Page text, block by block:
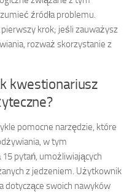
źródła problemu.
krok; jeśli zauważysz
rozważ skorzystanie z
kwestionariusz
pomocne narzędzie, które
w tym
15 pytań, umożliwiających
z jedzeniem. Użytkownik
dotyczące swoich nawyków